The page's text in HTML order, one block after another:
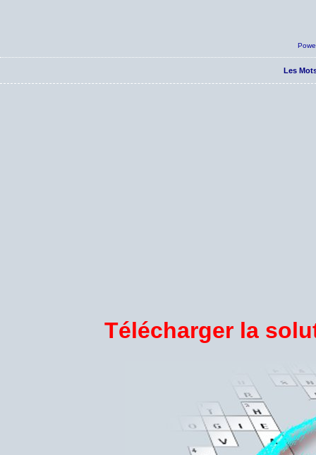
Les
Télécharger la